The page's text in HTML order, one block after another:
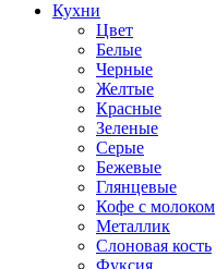
Кухни
Цвет
Белые
Черные
Желтые
Красные
Зеленые
Серые
Бежевые
Глянцевые
Кофе с молоком
Металлик
Слоновая кость
Фуксия